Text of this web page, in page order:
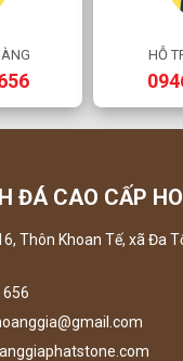
HỖ
ĐÁ CAO CẤP
Thôn Khoan Tế, xã Đa
656